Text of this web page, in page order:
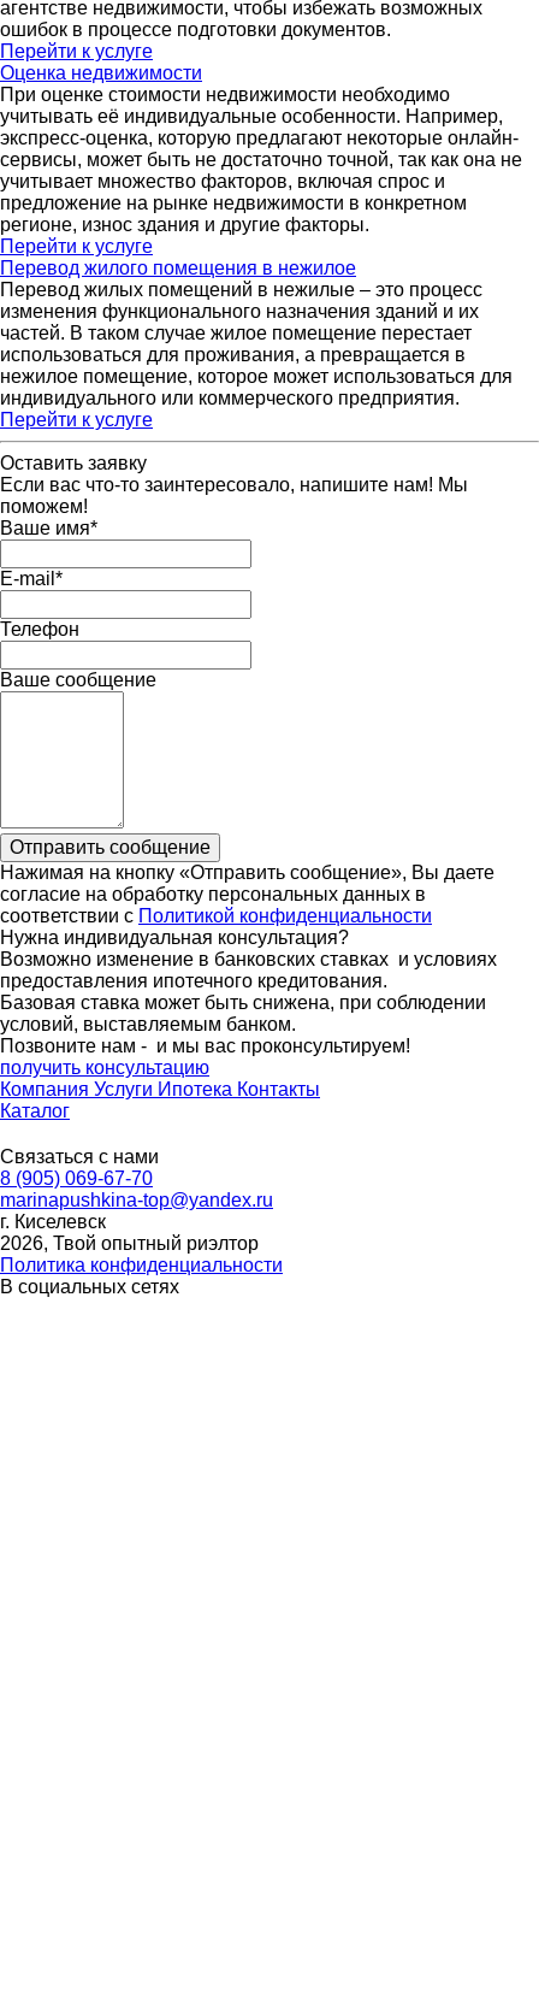
агентстве недвижимости, чтобы избежать возможных
ошибок в процессе подготовки документов.
Перейти к услуге
Оценка недвижимости
При оценке стоимости недвижимости необходимо
учитывать её индивидуальные особенности. Например,
экспресс-оценка, которую предлагают некоторые онлайн-
сервисы, может быть не достаточно точной, так как она не
учитывает множество факторов, включая спрос и
предложение на рынке недвижимости в конкретном
регионе, износ здания и другие факторы.
Перейти к услуге
Перевод жилого помещения в нежилое
Перевод жилых помещений в нежилые – это процесс
изменения функционального назначения зданий и их
частей. В таком случае жилое помещение перестает
использоваться для проживания, а превращается в
нежилое помещение, которое может использоваться для
индивидуального или коммерческого предприятия.
Перейти к услуге
Оставить заявку
Если вас что-то заинтересовало, напишите нам! Мы
поможем!
Ваше имя*
E-mail *
Телефон
Ваше сообщение
Отправить сообщение
Нажимая на кнопку «Отправить сообщение», Вы даете
согласие на обработку персональных данных в
соответствии с Политикой конфиденциальности
Нужна индивидуальная консультация?
Возможно изменение в банковских ставках и условиях
предоставления ипотечного кредитования.
Базовая ставка может быть снижена, при соблюдении
условий, выставляемым банком.
Позвоните нам - и мы вас проконсультируем!
получить консультацию
Компания Услуги Ипотека Контакты
Каталог
Связаться с нами
8 (905) 069-67-70
marinapushkina-top@yandex.ru
г. Киселевск
2026, Твой опытный риэлтор
Политика конфиденциальности
В социальных сетях